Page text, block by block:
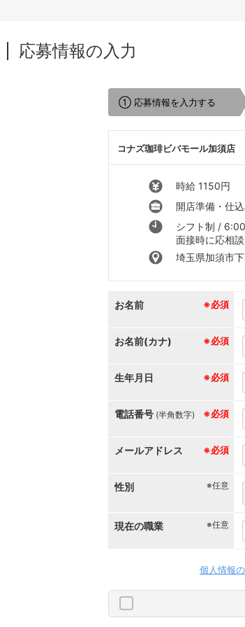
応募情報の入力
① 応募情報を入力する
コナズ珈琲ビバモール加須店
時給 1150円
開店準備・仕
シフト制 /
面接時に応相談
埼玉県加須市
お名前 ※必須
お名前(カナ) ※必須
生年月日 ※必須
電話番号 ※必須
(半角数字)
メールアドレス ※必須
性別 ※任意
現在の職業 ※任意
個人情報